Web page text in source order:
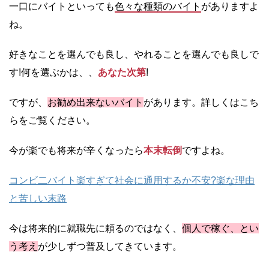
一口にバイトといっても色々な種類のバイト がありますよ
ね。
好きなことを選んでも良し、やれることを選んでも良しで
す!何を選ぶかは、、 あなた次第!
ですが、 お勧め出来ないバイト があります。詳しくはこち
らをご覧ください。
今が楽でも将来が辛くなったら本末転倒ですよね。
コンビ二バイト楽すぎて社会に通用するか不安?楽な理由
と苦しい末路
今は将来的に就職先に頼るのではなく、 個人で稼ぐ、とい
う考え が少しずつ普及してきています。